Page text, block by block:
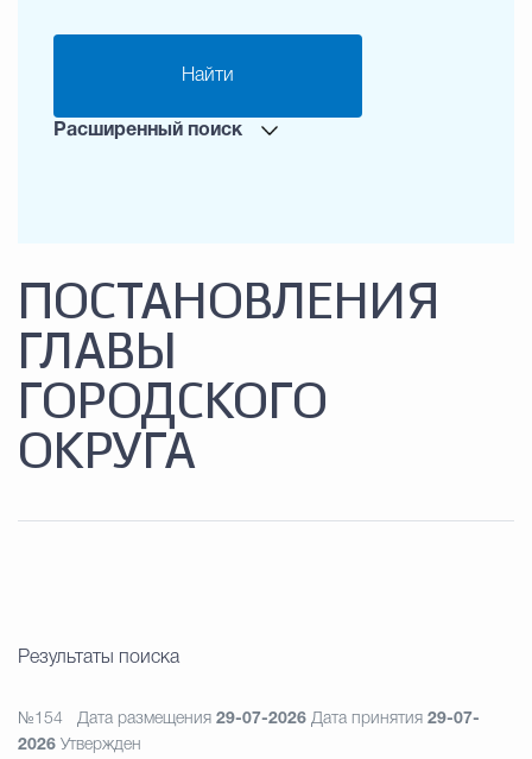
Найти
Расширенный поиск
ПОСТАНОВЛЕНИЯ
ГЛАВЫ
ГОРОДСКОГО
ОКРУГА
Результаты поиска
№154 Дата размещения 29-07-2026 Дата принятия 29-07-
2026 Утвержден